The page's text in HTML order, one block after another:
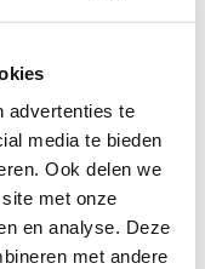
advertenties te
media te bieden
Ook delen we
met onze
en analyse. Deze
met andere
Geniet ervan met
zichtbaar
dan Nelis Van
, 0468